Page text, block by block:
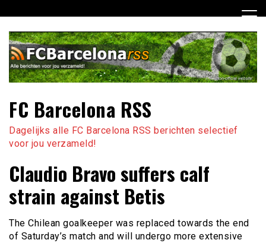
naar
inhoud
FC Barcelona RSS
Dagelijks alle FC Barcelona RSS berichten selectief
voor jou verzameld!
Claudio Bravo suffers calf
strain against Betis
The Chilean goalkeeper was replaced towards the end
of Saturday’s match and will undergo more extensive